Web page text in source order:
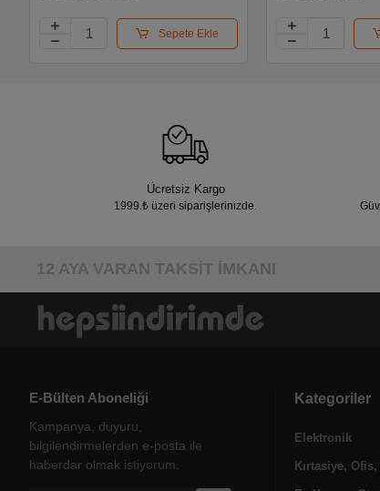
Sepete Ekle
Ücretsiz Kargo
1999.₺ üzeri siparişlerinizde.
12 AYA VARAN TAKSİT İMKANI
E-Bülten Aboneliği
Kampanya, duyuru,
bilgilendirmelerden e-posta ile
haberdar olmak istiyorum.
Kategoriler
Elektronik
Kırtasiye,